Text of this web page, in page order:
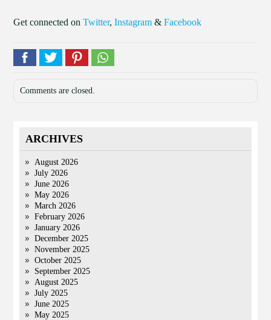
Get connected onTwitter,Instagram &Facebook
Comments are closed.
ARCHIVES
August 2026
July 2026
June 2026
May 2026
March 2026
February 2026
January 2026
December 2025
November 2025
October 2025
September 2025
August 2025
July 2025
June 2025
May 2025